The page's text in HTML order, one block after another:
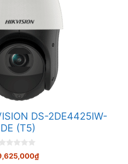
DS-2DE4425IW-
DE (T5)
₫